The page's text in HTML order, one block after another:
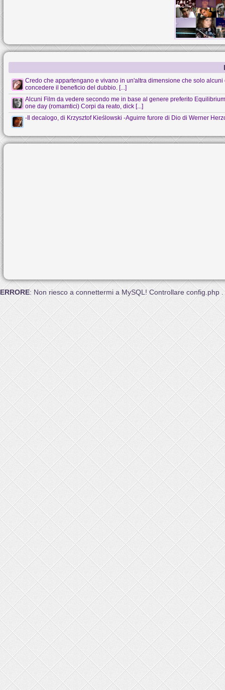
Credo che appartengano e vivano in un'altra dimensione che solo
concedere il beneficio del dubbio. [...]
Alcuni Film da vedere secondo me in base al genere preferito
one day (romamtici) Corpi da reato, dick [...]
-Il decalogo, di Krzysztof Kieślowski -Aguirre furore di Dio di Werner
ERRORE: Non riesco a connettermi a MySQL! Controllare config.php .